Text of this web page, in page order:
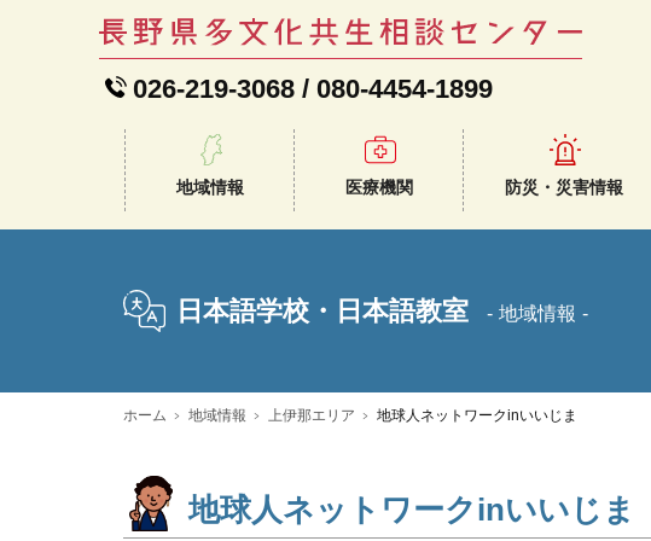
026-219-3068 / 080-4454-1899
地域情報 医療機関 防災・災害情報
日本語学校・日本語教室 地域情報
ホーム 地域情報 上伊那エリア 地球人ネットワークinいいじま
地球人ネットワークinいいじま